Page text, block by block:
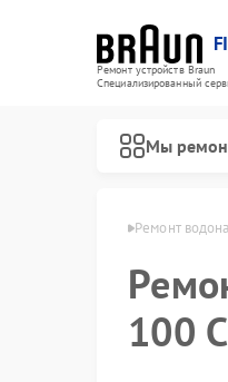
Ремонт устройств Braun
Специализированный
Мы
в Владивостоке Ремонт
100